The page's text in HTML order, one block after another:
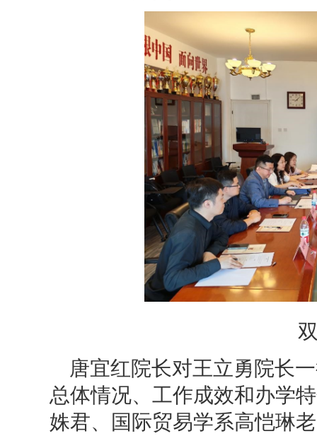
唐宜红院长对王立勇院长
总体情况、工作成效和办学
姝君、国际贸易学系高恺琳